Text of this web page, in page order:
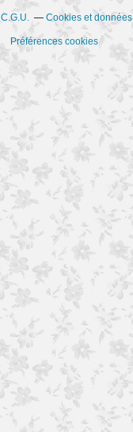
C.G.U. Cookies et
Préférences cookies